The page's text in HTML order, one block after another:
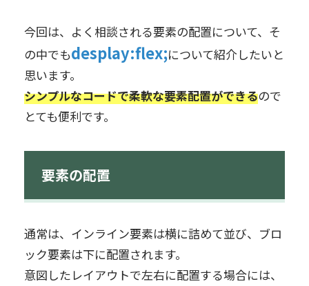
今回は、よく相談される要素の配置について、そ
の中でもdesplay:flex;について紹介したいと
思います。
シンプルなコードで柔軟な要素配置ができるので
とても便利です。
要素の配置
通常は、インライン要素は横に詰めて並び、ブロ
ック要素は下に配置されます。
意図したレイアウトで左右に配置する場合には、